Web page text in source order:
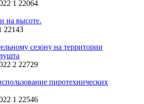
1 22064
на высоте.
22143
сезону на территории
2 22729
пиротехнических
1 22546